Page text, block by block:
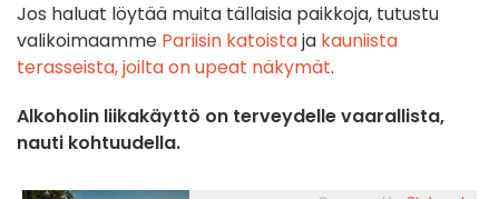
Jos haluat löytää muita tällaisia paikkoja, tutustu
valikoimaamme Pariisin katoistaja kauniista
terasseista, joilta on upeat näkymät.
Alkoholin liikakäyttö on terveydelle vaarallista,
nauti kohtuudella.